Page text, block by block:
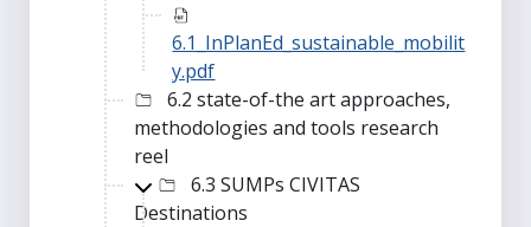
6.1_InPlanEd_sustainable_mobilit
y.pdf
6.2 state-of-the art approaches,
methodologies and tools research
reel
6.3 SUMPs CIVITAS
Destinations